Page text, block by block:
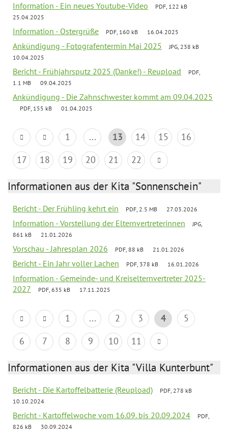
Information - Ein neues Youtube-Video
PDF, 122 kB
25.04.2025
Information - Ostergrüße PDF, 160 kB 16.04.2025
Ankündigung - Fotografentermin Mai 2025
JPG, 238 kB
10.04.2025
Bericht - Frühjahrsputz 2025 (Danke!) - Reupload
PDF,
1.1 MB
09.04.2025
Ankündigung - Die Zahnschwester kommt am 09.04.2025
PDF, 155 kB 01.04.2025
1 ... 13 14 15
16
17
18 19 20 21 22
Informationen aus der Kita "Sonnenschein"
Bericht - Der Frühling kehrt ein PDF, 2.5 MB 27.03.2026
Information - Vorstellung der Elternvertreterinnen
JPG,
861 kB
21.01.2026
Vorschau - Jahresplan 2026 PDF, 88 kB 21.01.2026
Bericht - Ein Jahr voller Lachen PDF, 378 kB 16.01.2026
Information - Gemeinde- und Kreiselternvertreter 2025-
2027
PDF, 635 kB 17.11.2025
1 ... 2 3 4
5
6
7 8 9 10 11
Informationen aus der Kita "Villa Kunterbunt"
Bericht - Die Kartoffelbatterie (Reupload)
PDF, 278 kB
10.10.2024
Bericht - Kartoffelwoche vom 16.09. bis 20.09.2024
PDF,
826 kB
30.09.2024